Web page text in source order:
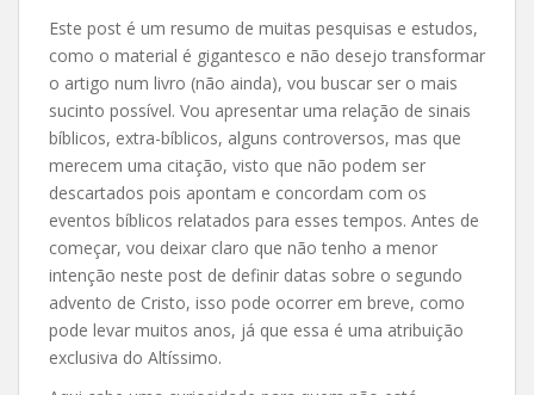
Este post é um resumo de muitas pesquisas e estudos,
como o material é gigantesco e não desejo transformar
o artigo num livro (não ainda), vou buscar ser o mais
sucinto possível. Vou apresentar uma relação de sinais
bíblicos, extra-bíblicos, alguns controversos, mas que
merecem uma citação, visto que não podem ser
descartados pois apontam e concordam com os
eventos bíblicos relatados para esses tempos. Antes de
começar, vou deixar claro que não tenho a menor
intenção neste post de definir datas sobre o segundo
advento de Cristo, isso pode ocorrer em breve, como
pode levar muitos anos, já que essa é uma atribuição
exclusiva do Altíssimo.